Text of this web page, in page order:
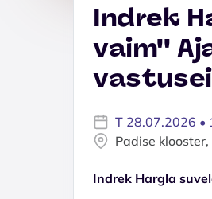
Indrek
vaim''
T 28.07.2026 •
Padise
Indrek Hargla